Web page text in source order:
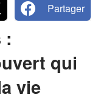
Partager
:
qui
vie